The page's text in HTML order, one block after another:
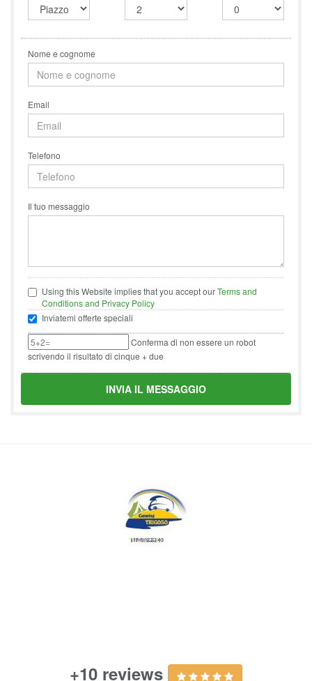
Nome e cognome
Email
Telefono
Il tuo messaggio
Using this Website implies that you accept ourTerms and
Conditions and Privacy Policy
Inviatemi offerte speciali
Conferma di non essere un robot
scrivendo il risultato di cinque + due
INVIA IL MESSAGGIO
+10 reviews